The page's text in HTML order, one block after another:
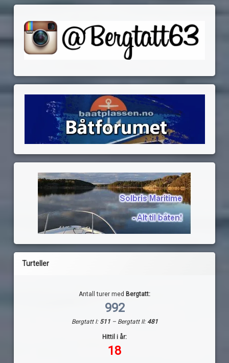
Turteller
Antall turer med Bergtatt:
992
Bergtatt I: 511 – Bergtatt II:481
Hittil i år:
18